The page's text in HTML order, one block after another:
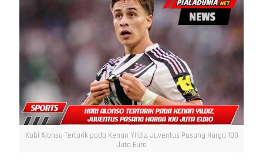
Xabi Alonso Tertarik pada Kenan Yildiz, Juventus Pasang Harga 100
Juta Euro